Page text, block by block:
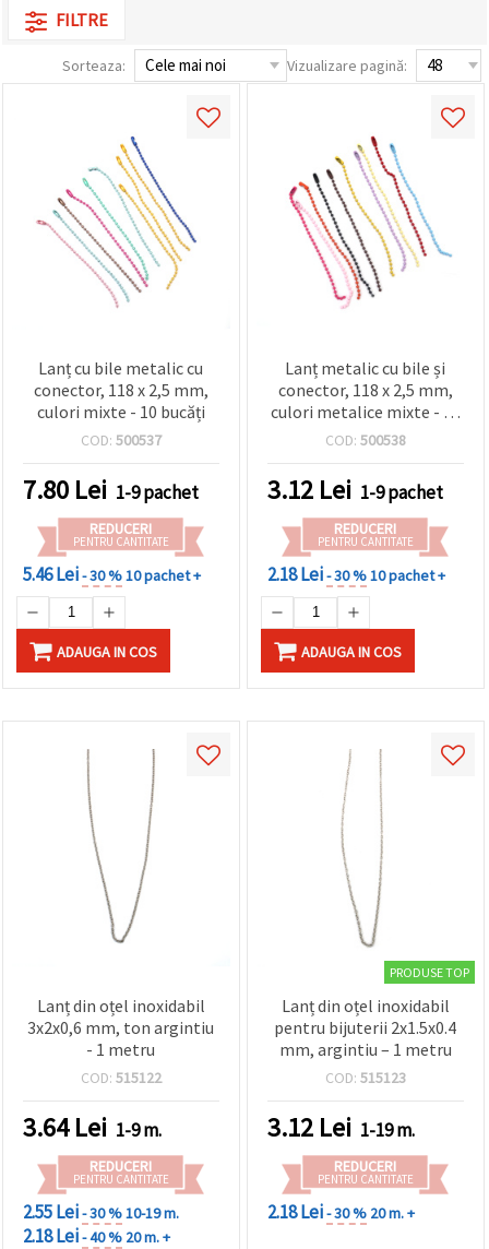
relevante,
inclusiv cu
partenerilor
noștri de
cookie -
urile făcând
selectând
un tip de
cookie -uri
pe butonul
"Salvați"
Аcceptati
toate!
Setări
FILTRE
Sorteaza: Vizualizare pagină:
Lanț cu bile metalic cu
conector, 118 x 2,5 mm,
culori mixte - 10 bucăți
COD: 500537
7.80 Lei 1-9 pachet
REDUCERI
PENTRU CANTITATE
5.46 Lei- 30 %10 pachet +
ADAUGA IN COS
Lanț metalic cu bile și
conector, 118 x 2,5 mm,
culori metalice mixte - 10
buc.
COD: 500538
3.12 Lei 1-9 pachet
REDUCERI
PENTRU CANTITATE
2.18 Lei- 30 %10 pachet +
ADAUGA IN COS
Lanț din oțel inoxidabil
3x2x0,6 mm, ton argintiu
- 1 metru
COD: 515122
3.64Lei 1-9 m.
REDUCERI
PENTRU CANTITATE
2.55 Lei- 30 %10-19 m.
2.18 Lei- 40 % 20 m. +
PRODUSE TOP
Lanț din oțel inoxidabil
pentru bijuterii 2x1.5x0.4
mm, argintiu – 1 metru
COD: 515123
3.12 Lei 1-19 m.
REDUCERI
PENTRU CANTITATE
2.18 Lei- 30 % 20 m. +